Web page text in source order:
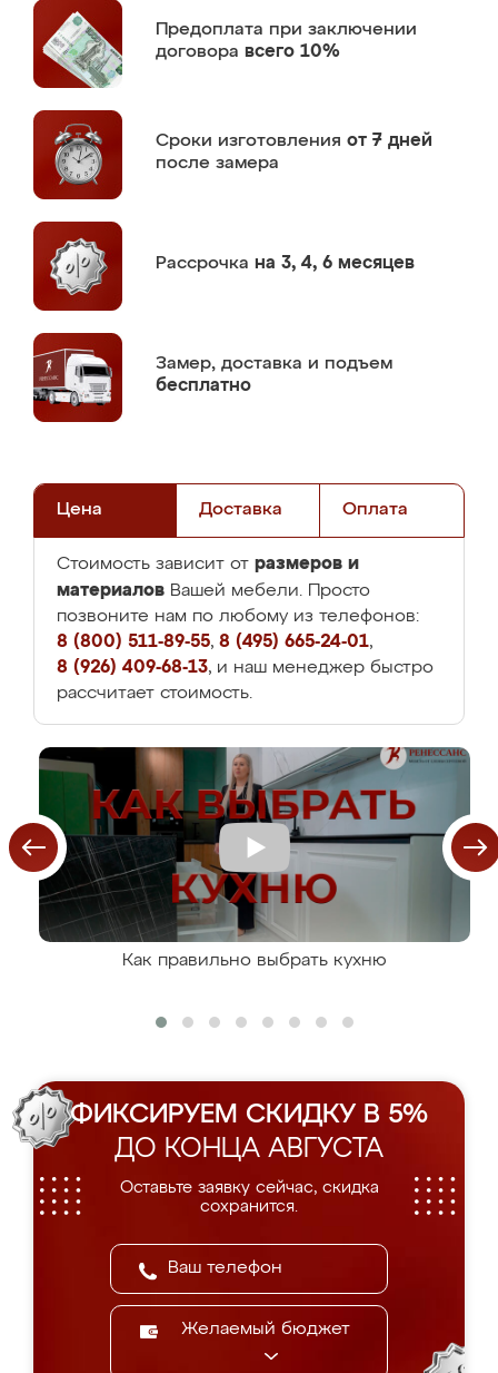
Предоплата при заключении
договора всего 10%
Сроки изготовления от 7 дней
после замера
Рассрочка на 3, 4, 6 месяцев
Замер, доставка и подъем
бесплатно
Цена Доставка Оплата
Стоимость зависит от размеров и
материалов Вашей мебели. Просто
позвоните нам по любому из телефонов:
8 (800) 511-89-55, 8 (495) 665-24-01,
8 (926) 409-68-13, и наш менеджер быстро
рассчитает стоимость.
Как правильно выбрать кухню
ФИКСИРУЕМ СКИДКУ В 5%
ДО КОНЦА АВГУСТА
Оставьте заявку сейчас, скидка
сохранится.
Желаемый бюджет